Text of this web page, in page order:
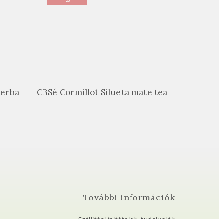
CBSé Cormillot Silueta mate tea
További információk